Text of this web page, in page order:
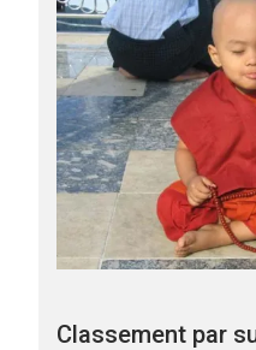
Classement par